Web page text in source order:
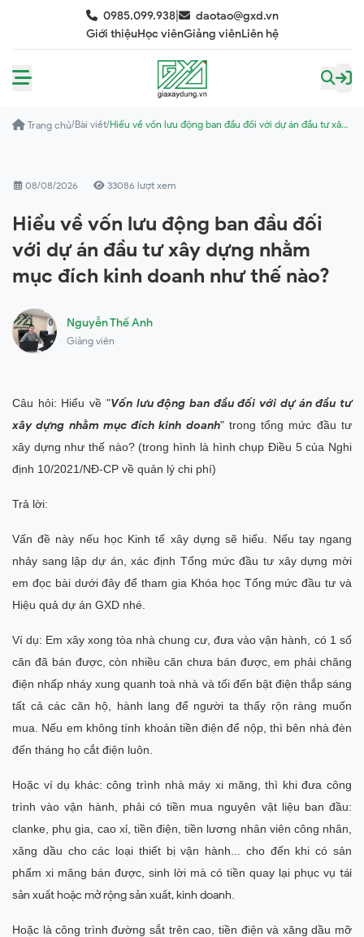
0985.099.938|
daotao@gxd.vn
Giới thiệuHọc viênGiảng viênLiên hệ
Trang chủ/Bài viết/Hiểu về vốn lưu động ban đầu đối với dự án đầu tư xây
08/08/2026 33086 lượt xem
Hiểu về vốn lưu động ban đầu đối
với dự án đầu tư xây dựng nhằm
mục đích kinh doanh như thế nào?
Nguyễn Thế Anh
Giảng viên
Câu hỏi: Hiểu về "Vốn lưu động ban đầu đối với dự án đầu tư
xây dựng nhằm mục đích kinh doanh" trong tổng mức đầu tư
xây dựng như thế nào? (trong hình là hình chụp Điều 5 của Nghi
định 10/2021/NĐ-CP về quản lý chi phí)
Trả lời:
Vấn đề này nếu học Kinh tế xây dựng sẽ hiểu. Nếu tay ngang
nhảy sang lập dự án, xác định Tổng mức đầu tư xây dựng mời
em đọc bài dưới đây để tham gia Khóa học Tổng mức đầu tư và
Hiệu quả dự án GXD nhé.
Ví dụ: Em xây xong tòa nhà chung cư, đưa vào vận hành, có 1 số
căn đã bán được, còn nhiều căn chưa bán được, em phải chăng
điện nhấp nháy xung quanh toà nhà và tối đến bật điện thắp sáng
tất cả các căn hộ, hành lang để người ta thấy rộn ràng muốn
mua. Nếu em không tính khoản tiền điện để nộp, thì bên nhà đèn
đến tháng họ cắt điện luôn.
Hoặc ví dụ khác: công trình nhà máy xi măng, thì khi đưa công
trình vào vận hành, phải có tiền mua nguyên vật liệu ban đầu:
clanke, phụ gia, cao xỉ, tiền điện, tiền lương nhân viên công nhân,
xăng dầu cho các loại thiết bị vận hành... cho đến khi có sản
phẩm xi măng bán được, sinh lời mà có tiền quay lại phục vụ tái
sản xuất hoặc mở rộng sản xuất, kinh doanh
Hoặc là công trình đường sắt trên cao, tiền điện và xăng dầu mỡ